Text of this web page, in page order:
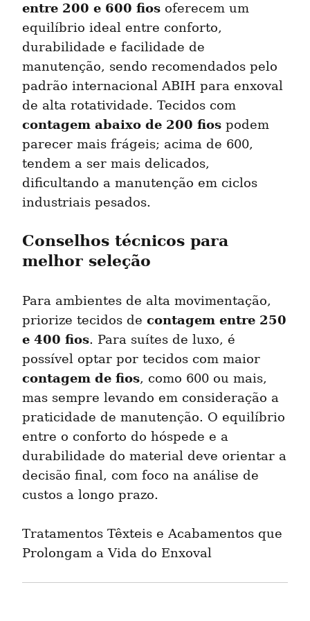
entre 200 e 600 fios oferecem um
equilíbrio ideal entre conforto,
durabilidade e facilidade de
manutenção, sendo recomendados pelo
padrão internacional ABIH para enxoval
contagem abaixo de 200 fios podem
parecer mais frágeis; acima de 600,
tendem a ser mais delicados,
dificultando a manutenção em ciclos
industriais pesados.
Conselhos técnicos para
melhor seleção
Para ambientes de alta movimentação,
priorize tecidos de contagem entre 250
e 400 fios. Para suítes de luxo, é
contagem de fios, como 600 ou mais,
mas sempre levando em consideração a
praticidade de manutenção. O equilíbrio
entre o conforto do hóspede e a
durabilidade do material deve orientar a
decisão final, com foco na análise de
custos a longo prazo.
Tratamentos Têxteis e Acabamentos que
Prolongam a Vida do Enxoval